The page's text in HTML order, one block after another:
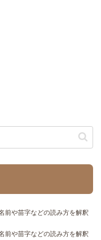
前や苗字などの読み方を解釈
前や苗字などの読み方を解釈